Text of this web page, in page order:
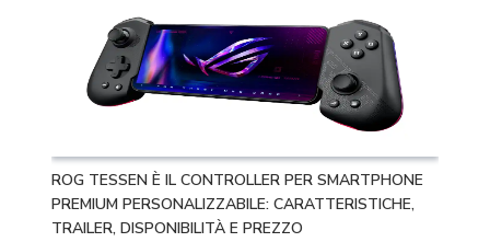
ROG TESSEN È IL CONTROLLER PER SMARTPHONE
PREMIUM PERSONALIZZABILE: CARATTERISTICHE,
TRAILER, DISPONIBILITÀ E PREZZO